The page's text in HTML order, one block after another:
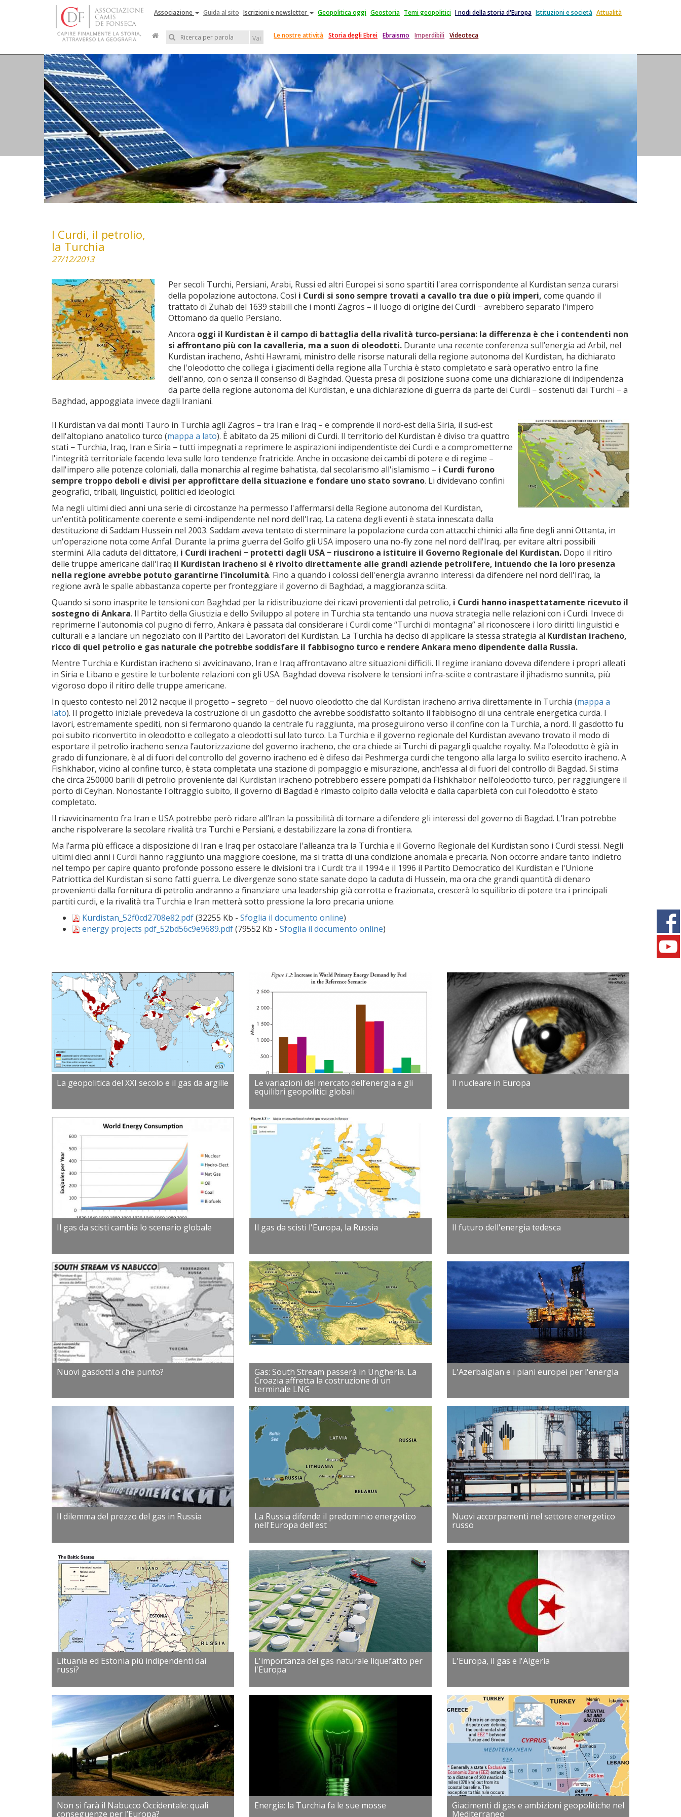
Associazione Guida al sito Iscrizioni e newsletter Geopolitica oggi Geostoria Temi geopolitici I nodi della storia d'Europa Istituzioni e società Attualità
Vai Le nostre attività Storia degli Ebrei Ebraismo Imperdibili Videoteca
I Curdi, il petrolio,
la Turchia
27/12/2013
Per secoli Turchi, Persiani, Arabi, Russi ed altri Europei si sono spartiti l'area corrispondente al Kurdistan senza curarsi
della popolazione autoctona. Così i Curdi si sono sempre trovati a cavallo tra due o più imperi, come quando il
trattato di Zuhab del 1639 stabilì che i monti Zagros – il luogo di origine dei Curdi − avrebbero separato l'impero
Ottomano da quello Persiano.
Ancora oggi il Kurdistan è il campo di battaglia della rivalità turco-persiana: la differenza è che i contendenti non
si affrontano più con la cavalleria, ma a suon di oleodotti. Durante una recente conferenza sull’energia ad Arbil, nel
Kurdistan iracheno, Ashti Hawrami, ministro delle risorse naturali della regione autonoma del Kurdistan, ha dichiarato
che l'oleodotto che collega i giacimenti della regione alla Turchia è stato completato e sarà operativo entro la fine
dell'anno, con o senza il consenso di Baghdad. Questa presa di posizione suona come una dichiarazione di indipendenza
da parte della regione autonoma del Kurdistan, e una dichiarazione di guerra da parte dei Curdi − sostenuti dai Turchi − a
Baghdad, appoggiata invece dagli Iraniani.
Il Kurdistan va dai monti Tauro in Turchia agli Zagros – tra Iran e Iraq – e comprende il nord-est della Siria, il sud-est
dell'altopiano anatolico turco (mappa a lato). È abitato da 25 milioni di Curdi. Il territorio del Kurdistan è diviso tra quattro
stati − Turchia, Iraq, Iran e Siria − tutti impegnati a reprimere le aspirazioni indipendentiste dei Curdi e a comprometterne
l'integrità territoriale facendo leva sulle loro tendenze fratricide. Anche in occasione dei cambi di potere e di regime –
dall'impero alle potenze coloniali, dalla monarchia al regime bahatista, dal secolarismo all'islamismo – i Curdi furono
sempre troppo deboli e divisi per approfittare della situazione e fondare uno stato sovrano. Li dividevano confini
geografici, tribali, linguistici, politici ed ideologici.
Ma negli ultimi dieci anni una serie di circostanze ha permesso l'affermarsi della Regione autonoma del Kurdistan,
un'entità politicamente coerente e semi-indipendente nel nord dell'Iraq. La catena degli eventi è stata innescata dalla
destituzione di Saddam Hussein nel 2003. Saddam aveva tentato di sterminare la popolazione curda con attacchi chimici alla fine degli anni Ottanta, in
un'operazione nota come Anfal. Durante la prima guerra del Golfo gli USA imposero una no-fly zone nel nord dell'Iraq, per evitare altri possibili
stermini. Alla caduta del dittatore, i Curdi iracheni − protetti dagli USA − riuscirono a istituire il Governo Regionale del Kurdistan. Dopo il ritiro
delle truppe americane dall'Iraq il Kurdistan iracheno si è rivolto direttamente alle grandi aziende petrolifere, intuendo che la loro presenza
nella regione avrebbe potuto garantirne l'incolumità. Fino a quando i colossi dell'energia avranno interessi da difendere nel nord dell'Iraq, la
regione avrà le spalle abbastanza coperte per fronteggiare il governo di Baghdad, a maggioranza sciita.
Quando si sono inasprite le tensioni con Baghdad per la ridistribuzione dei ricavi provenienti dal petrolio, i Curdi hanno inaspettatamente ricevuto il
sostegno di Ankara. Il Partito della Giustizia e dello Sviluppo al potere in Turchia sta tentando una nuova strategia nelle relazioni con i Curdi. Invece di
reprimerne l'autonomia col pugno di ferro, Ankara è passata dal considerare i Curdi come “Turchi di montagna” al riconoscere i loro diritti linguistici e
culturali e a lanciare un negoziato con il Partito dei Lavoratori del Kurdistan. La Turchia ha deciso di applicare la stessa strategia al Kurdistan iracheno,
ricco di quel petrolio e gas naturale che potrebbe soddisfare il fabbisogno turco e rendere Ankara meno dipendente dalla Russia.
Mentre Turchia e Kurdistan iracheno si avvicinavano, Iran e Iraq affrontavano altre situazioni difficili. Il regime iraniano doveva difendere i propri alleati
in Siria e Libano e gestire le turbolente relazioni con gli USA. Baghdad doveva risolvere le tensioni infra-sciite e contrastare il jihadismo sunnita, più
vigoroso dopo il ritiro delle truppe americane.
In questo contesto nel 2012 nacque il progetto – segreto − del nuovo oleodotto che dal Kurdistan iracheno arriva direttamente in Turchia (mappa a
lato). Il progetto iniziale prevedeva la costruzione di un gasdotto che avrebbe soddisfatto soltanto il fabbisogno di una centrale energetica curda. I
lavori, estremamente spediti, non si fermarono quando la centrale fu raggiunta, ma proseguirono verso il confine con la Turchia, a nord. Il gasdotto fu
poi subito riconvertito in oleodotto e collegato a oleodotti sul lato turco. La Turchia e il governo regionale del Kurdistan avevano trovato il modo di
esportare il petrolio iracheno senza l’autorizzazione del governo iracheno, che ora chiede ai Turchi di pagargli qualche royalty. Ma l’oleodotto è già in
grado di funzionare, è al di fuori del controllo del governo iracheno ed è difeso dai Peshmerga curdi che tengono alla larga lo svilito esercito iracheno. A
Fishkhabor, vicino al confine turco, è stata completata una stazione di pompaggio e misurazione, anch’essa al di fuori del controllo di Bagdad. Si stima
che circa 250000 barili di petrolio proveniente dal Kurdistan iracheno potrebbero essere pompati da Fishkhabor nell’oleodotto turco, per raggiungere il
porto di Ceyhan. Nonostante l'oltraggio subito, il governo di Bagdad è rimasto colpito dalla velocità e dalla caparbietà con cui l'oleodotto è stato
completato.
Il riavvicinamento fra Iran e USA potrebbe però ridare all’Iran la possibilità di tornare a difendere gli interessi del governo di Bagdad. L’Iran potrebbe
anche rispolverare la secolare rivalità tra Turchi e Persiani, e destabilizzare la zona di frontiera.
Ma l’arma più efficace a disposizione di Iran e Iraq per ostacolare l'alleanza tra la Turchia e il Governo Regionale del Kurdistan sono i Curdi stessi. Negli
ultimi dieci anni i Curdi hanno raggiunto una maggiore coesione, ma si tratta di una condizione anomala e precaria. Non occorre andare tanto indietro
nel tempo per capire quanto profonde possono essere le divisioni tra i Curdi: tra il 1994 e il 1996 il Partito Democratico del Kurdistan e l'Unione
Patriottica del Kurdistan si sono fatti guerra. Le divergenze sono state sanate dopo la caduta di Hussein, ma ora che grandi quantità di denaro
provenienti dalla fornitura di petrolio andranno a finanziare una leadership già corrotta e frazionata, crescerà lo squilibrio di potere tra i principali
partiti curdi, e la rivalità tra Turchia e Iran metterà sotto pressione la loro precaria unione.
Kurdistan_52f0cd2708e82.pdf(32255 Kb - Sfoglia il documento online)
energy projects pdf_52bd56c9e9689.pdf(79552 Kb - Sfoglia il documento online)
La geopolitica del XXI secolo e il gas da argille Le variazioni del mercato dell’energia e gli
equilibri geopolitici globali
Il nucleare in Europa
Il gas da scisti cambia lo scenario globale Il gas da scisti l'Europa, la Russia Il futuro dell'energia tedesca
Nuovi gasdotti a che punto? Gas: South Stream passerà in Ungheria. La
Croazia affretta la costruzione di un
terminale LNG
L'Azerbaigian e i piani europei per l'energia
Il dilemma del prezzo del gas in Russia La Russia difende il predominio energetico
nell'Europa dell'est
Nuovi accorpamenti nel settore energetico
russo
Lituania ed Estonia più indipendenti dai
russi?
L'importanza del gas naturale liquefatto per
l'Europa
L'Europa, il gas e l'Algeria
Non si farà il Nabucco Occidentale: quali
conseguenze per l’Europa?
Energia: la Turchia fa le sue mosse Giacimenti di gas e ambizioni geopolitiche nel
Mediterraneo